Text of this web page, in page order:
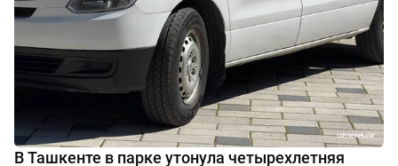
В Ташкенте в парке утонула четырехлетняя